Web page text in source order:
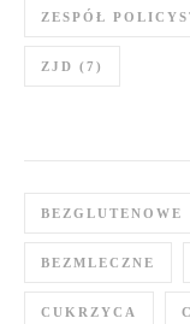
ZESPÓŁ
ZJD (7)
BEZGLUTENOWE
BEZMLECZNE
CUKRZYCA